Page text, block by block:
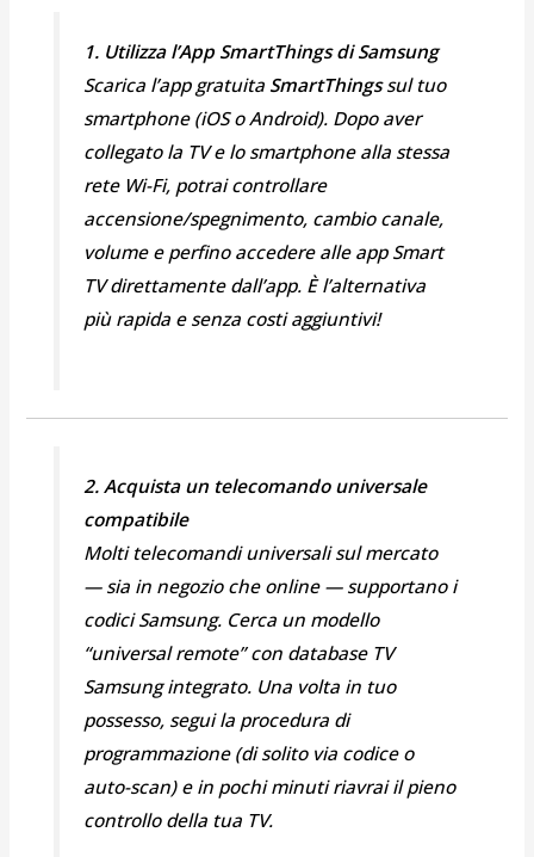
1. Utilizza l’App SmartThings di Samsung
Scarica l’app gratuita SmartThingssul tuo
smartphone (iOS o Android). Dopo aver
collegato la TV e lo smartphone alla stessa
rete Wi-Fi, potrai controllare
accensione/spegnimento, cambio canale,
volume e perfino accedere alle app Smart
TV direttamente dall’app. È l’alternativa
più rapida e senza costi aggiuntivi!
2. Acquista un telecomando universale
compatibile
Molti telecomandi universali sul mercato
— sia in negozio che online — supportano i
codici Samsung. Cerca un modello
“universal remote” con database TV
Samsung integrato. Una volta in tuo
possesso, segui la procedura di
programmazione (di solito via codice o
auto-scan) e in pochi minuti riavrai il pieno
controllo della tua TV.